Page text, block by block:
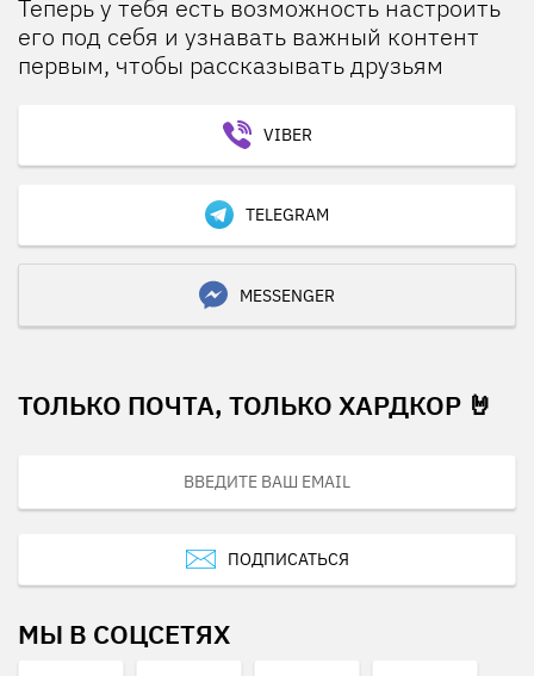
Теперь у тебя есть возможность настроить
его под себя и узнавать важный контент
первым, чтобы рассказывать друзьям
VIBER
TELEGRAM
MESSENGER
ТОЛЬКО ПОЧТА, ТОЛЬКО ХАРДКОР 🤘
ПОДПИСАТЬСЯ
МЫ В СОЦСЕТЯХ